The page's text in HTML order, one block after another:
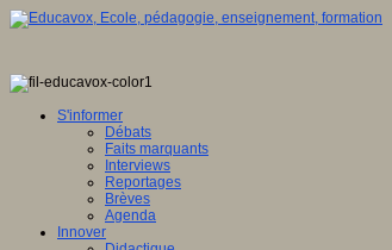
S'informer
Débats
Faits marquants
Interviews
Reportages
Brèves
Agenda
Innover